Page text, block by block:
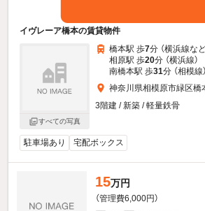
イヴレーア橋本の賃貸物件
すべての写真
橋本駅 歩7分 （横浜線な
相原駅 歩20分 （横浜線）
南橋本駅 歩31分 （相模線）
神奈川県相模原市緑区橋
3階建 / 新築 / 軽量鉄骨
駐車場あり 宅配ボックス
15万円
（管理費6,000円）